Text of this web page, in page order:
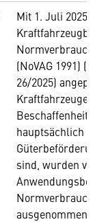
Mit 1. Juli 2025
(NoVAG 1991)
26/2025)
Beschaffenheit
hauptsächlich
sind, wurden
ausgenommen.